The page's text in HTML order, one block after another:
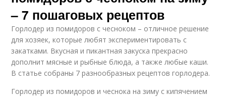
– 7 пошаговых рецептов
Горлодер из помидоров с чесноком – отличное решение
для хозяек, которые любят экспериментировать с
закатками. Вкусная и пикантная закуска прекрасно
дополнит мясные и рыбные блюда, а также любые каши.
В статье собраны 7 разнообразных рецептов горлодера.
Горлодер из помидоров и чеснока на зиму с кипячением